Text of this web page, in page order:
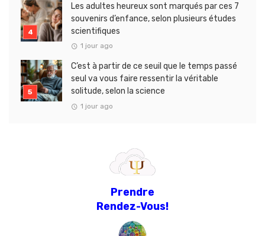
Les adultes heureux sont marqués par ces 7
souvenirs d’enfance, selon plusieurs études
scientifiques
1 jour ago
C’est à partir de ce seuil que le temps passé
seul va vous faire ressentir la véritable
solitude, selon la science
1 jour ago
Prendre
Rendez-Vous!